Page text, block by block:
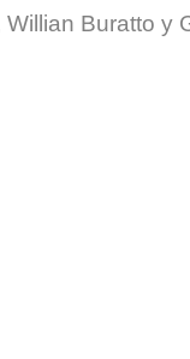
Buratto y